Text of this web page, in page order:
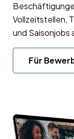
Vollzeitstellen,
und Saisonjobs
Für